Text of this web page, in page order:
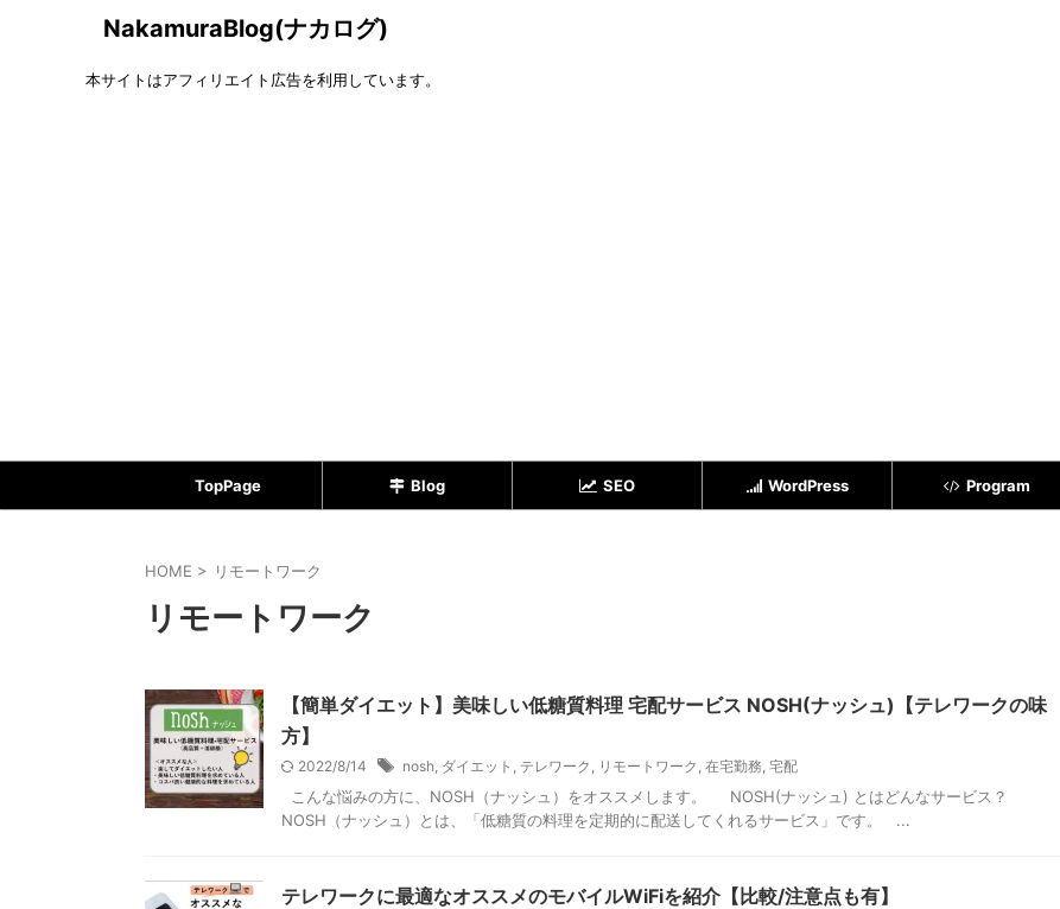
NakamuraBlog(ナカログ)
本サイトはアフィリエイト広告を利用しています。
TopPage Blog SEO WordPress Program
HOME > リモートワーク
リモートワーク
【簡単ダイエット】美味しい低糖質料理 宅配サービス NOSH(ナッシュ)【テレワークの味
方】
2022/8/14 nosh, ダイエット , テレワーク , リモートワーク , 在宅勤務, 宅配
こんな悩みの方に、NOSH（ナッシュ）をオススメします。 NOSH(ナッシュ) とはどんなサービス？
NOSH（ナッシュ）とは、「低糖質の料理を定期的に配送してくれるサービス」です。 ...
テレワークに最適なオススメのモバイルWiFiを紹介【比較/注意点も有】